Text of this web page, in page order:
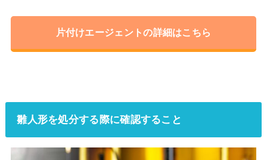
片付けエージェントの詳細はこちら
雛人形を処分する際に確認すること